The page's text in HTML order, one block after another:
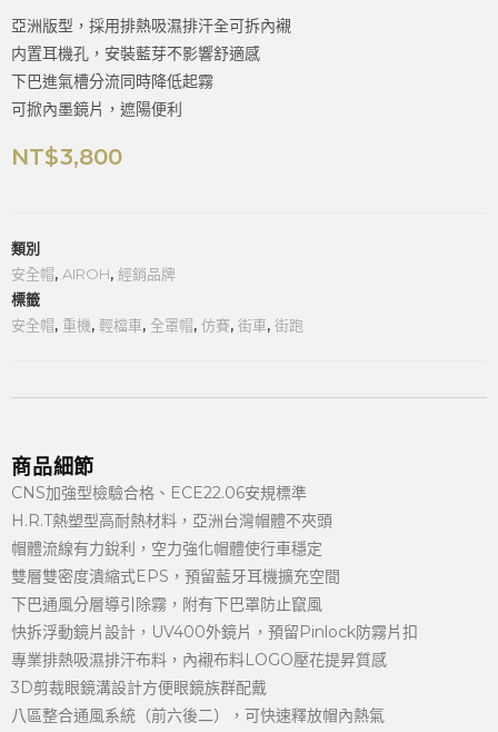
亞洲版型，採用排熱吸濕排汗全可拆內襯
内置耳機孔，安裝藍芽不影響舒適感
下巴進氣槽分流同時降低起霧
可掀內墨鏡片，遮陽便利
NT$3,800
類別
安全帽, AIROH, 經銷品牌
標籤
安全帽, 重機, 輕檔車, 全罩帽, 仿賽, 街車, 街跑
商品細節
CNS加強型檢驗合格、ECE22.06安規標準
H.R.T熱塑型高耐熱材料，亞洲台灣帽體不夾頭
帽體流線有力銳利，空力強化帽體使行車穩定
雙層雙密度潰縮式EPS，預留藍牙耳機擴充空間
下巴通風分層導引除霧，附有下巴罩防止竄風
快拆浮動鏡片設計，UV400外鏡片，預留Pinlock防霧片扣
專業排熱吸濕排汗布料，內襯布料LOGO壓花提昇質感
3D剪裁眼鏡溝設計方便眼鏡族群配戴
八區整合通風系統（前六後二），可快速釋放帽內熱氣